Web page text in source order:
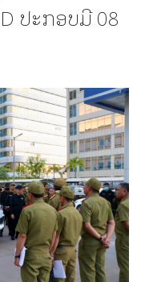
ປະກອບມີ 08